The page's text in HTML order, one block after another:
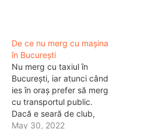
De ce nu merg cu mașina
în București
Nu merg cu taxiul în
București, iar atunci când
ies în oraș prefer să merg
cu transportul public.
Dacă e seară de club,
aleg să mă întorc pe jos
May 30, 2022